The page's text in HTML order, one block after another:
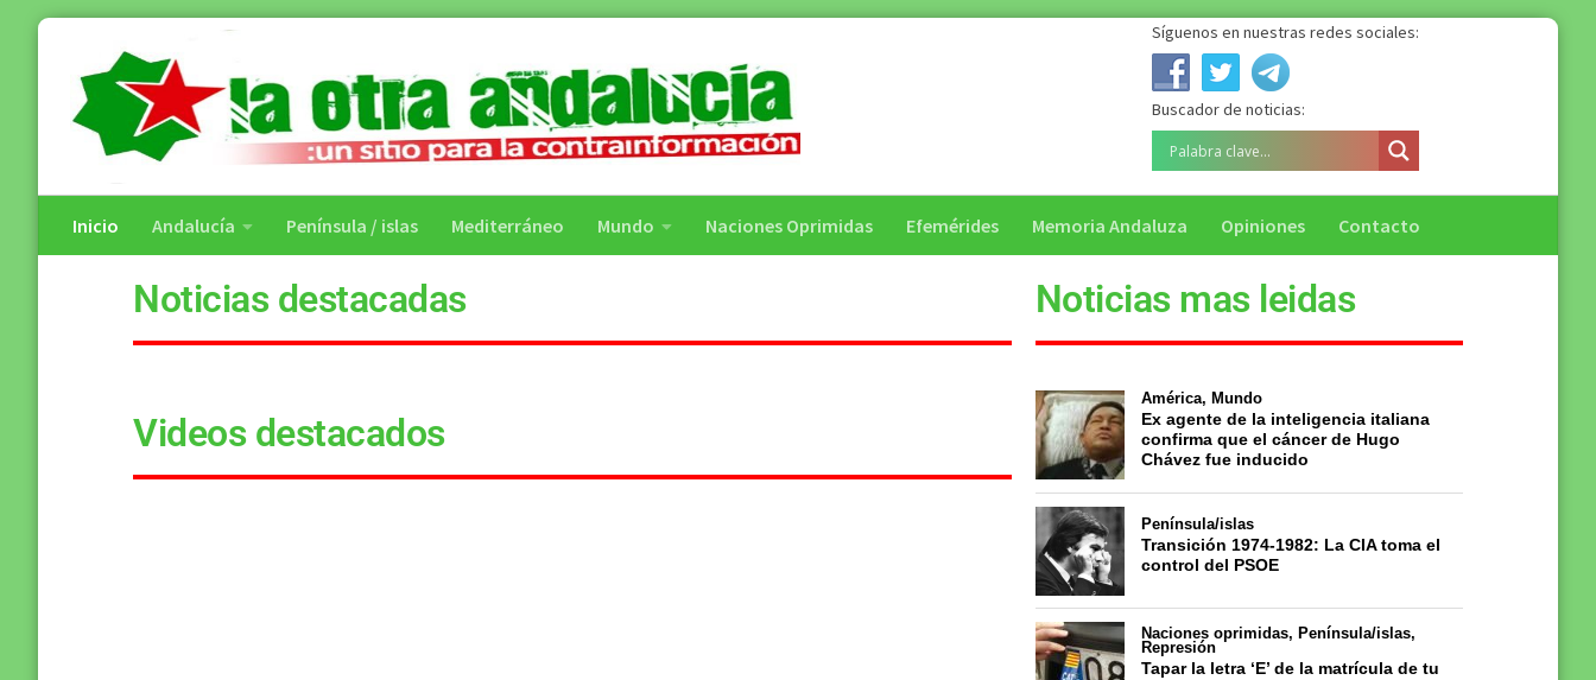
Saltar al contenido Síguenos en nuestras redes sociales:
Buscador de noticias:
Inicio Andalucía Península / islas Mediterráneo Mundo Naciones Oprimidas Efemérides Memoria Andaluza Opiniones Contacto
Noticias destacadas Noticias mas leidas
Videos destacados